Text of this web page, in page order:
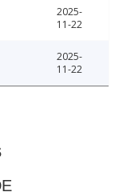
2025-
11-22
2025-
11-22